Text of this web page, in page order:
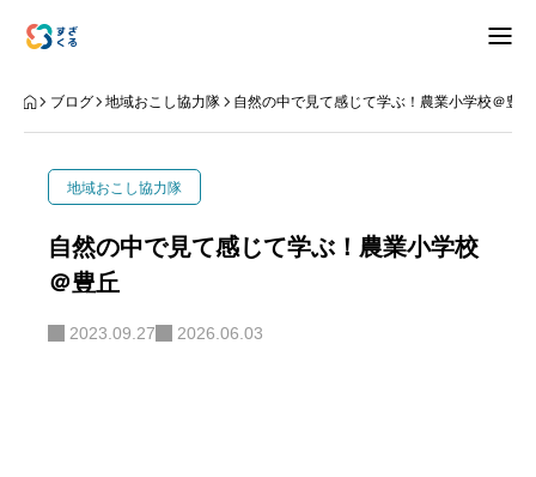
アバウト
ナリワイ
インタビュー
ブログ 地域おこし協力隊 自然の中で見て感じて学ぶ！農業小学校＠豊丘
地域おこし協力隊
自然の中で見て感じて学ぶ！農業小学校
＠豊丘
2023.09.27 2026.06.03